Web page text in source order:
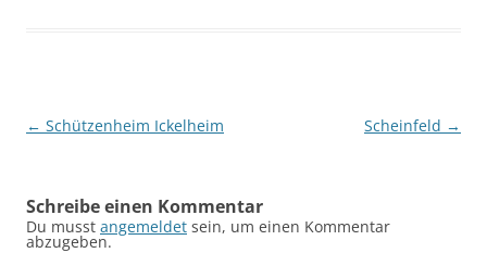
Beitragsnavigation
← Schützenheim Ickelheim Scheinfeld →
Schreibe einen Kommentar
Du musst angemeldet sein, um einen Kommentar
abzugeben.